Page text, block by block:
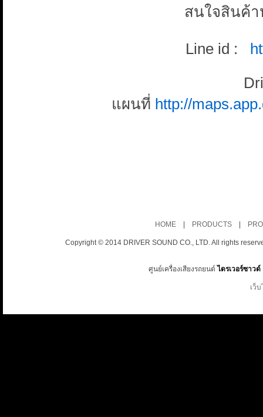
สนใจสินค้
Line id :
แผนที่ http://
HOME| PRODUCTS|
Copyright © 2014 DRIVER SOUND CO., LTD. All rights
ศูนย์เครื่องเสียงรถยนต์ ไดรเวอร์ซาวด์
เว็